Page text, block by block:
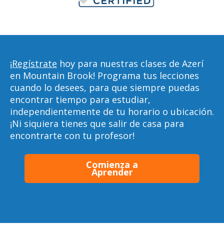
¡Regístrate hoy para nuestras clases de Azerí
en Mountain Brook! Programa tus lecciones
cuando lo desees, para que siempre puedas
encontrar tiempo para estudiar,
independientemente de tu horario o ubicación.
¡Ni siquiera tienes que salir de casa para
encontrarte con tu profesor!
Comienza a
Aprender